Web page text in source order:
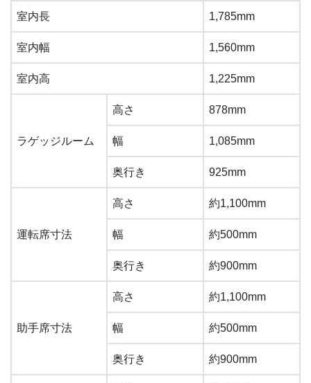
室内長 1,785mm
室内幅 1,560mm
室内高 1,225mm
ラゲッジルーム
高さ 878mm
幅 1,085mm
奥行き 925mm
運転席寸法
高さ 約1,100mm
幅 約500mm
奥行き 約900mm
助手席寸法
高さ 約1,100mm
幅 約500mm
奥行き 約900mm